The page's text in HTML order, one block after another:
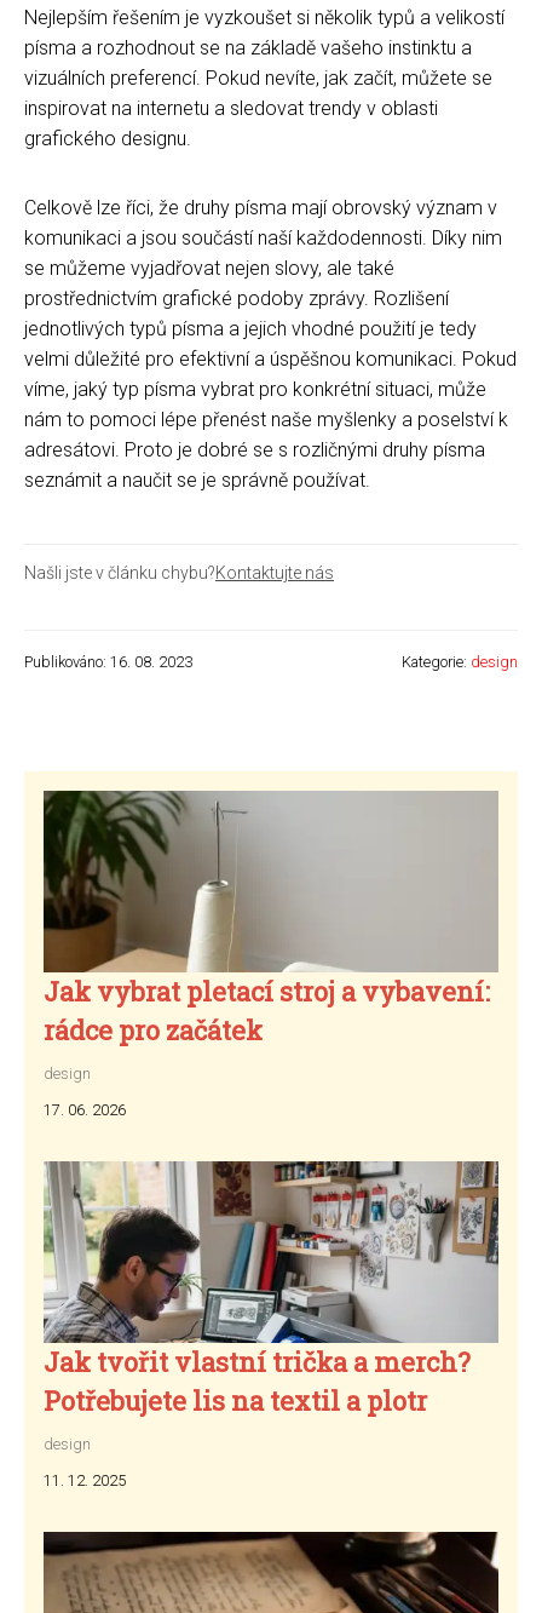
Nejlepším řešením je vyzkoušet si několik typů a velikostí
písma a rozhodnout se na základě vašeho instinktu a
vizuálních preferencí. Pokud nevíte, jak začít, můžete se
inspirovat na internetu a sledovat trendy v oblasti
grafického designu.
Celkově lze říci, že druhy písma mají obrovský význam v
komunikaci a jsou součástí naší každodennosti. Díky nim
se můžeme vyjadřovat nejen slovy, ale také
prostřednictvím grafické podoby zprávy. Rozlišení
jednotlivých typů písma a jejich vhodné použití je tedy
velmi důležité pro efektivní a úspěšnou komunikaci. Pokud
víme, jaký typ písma vybrat pro konkrétní situaci, může
nám to pomoci lépe přenést naše myšlenky a poselství k
adresátovi. Proto je dobré se s rozličnými druhy písma
seznámit a naučit se je správně používat.
Našli jste v článku chybu?Kontaktujte nás
Publikováno: 16. 08. 2023 Kategorie: design
Jak vybrat pletací stroj a vybavení:
rádce pro začátek
design
17. 06. 2026
Jak tvořit vlastní trička a merch?
Potřebujete lis na textil a plotr
design
11. 12. 2025